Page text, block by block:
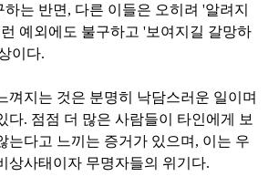
는 반면, 다른 이들은 오히려 '알려지
예외에도 불구하고 '보여지길 갈망하
이다.
껴지는 것은 분명히 낙담스러운 일이며
다. 점점 더 많은 사람들이 타인에게 보
는다고 느끼는 증거가 있으며, 이는 우
상사태이자 무명자들의 위기다.